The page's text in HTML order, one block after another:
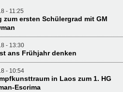
- 11:25
zum ersten Schülergrad mit GM
- 13:30
ans Frühjahr denken
- 10:54
in Laos zum 1. HG
Escrima